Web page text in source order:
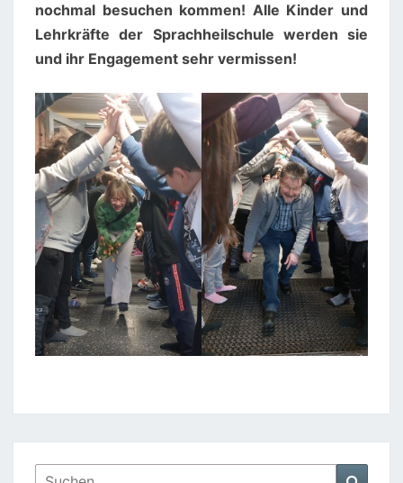
nochmal besuchen kommen! Alle Kinder und
Lehrkräfte der Sprachheilschule werden sie
und ihr Engagement sehr vermissen!
Suchen